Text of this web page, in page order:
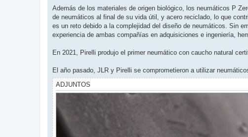
Además de los materiales de origen biológico, los neumáticos P
de neumáticos al final de su vida útil, y acero reciclado, lo que
es un reto debido a la complejidad del diseño de neumáticos. Sin
experiencia de ambas compañías en adquisiciones e ingeniería,
En 2021, Pirelli produjo el primer neumático con caucho natural
El año pasado, JLR y Pirelli se comprometieron a utilizar
ADJUNTOS